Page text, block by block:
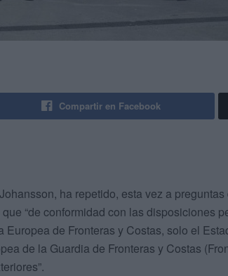
Compartir en Facebook
ha repetido, esta vez a preguntas
“de conformidad con las disposiciones
de Fronteras y Costas, solo el
de la Guardia de Fronteras y Costas